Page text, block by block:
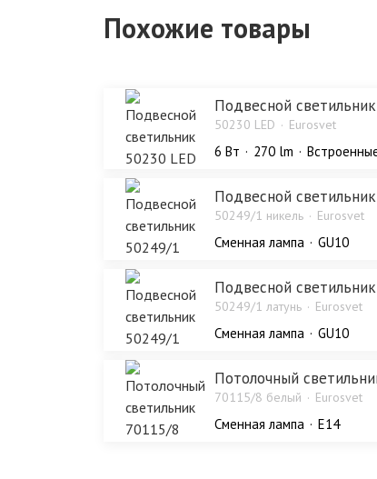
Похожие товары
Подвесной
50230 LED Eurosvet
6 Bт 270 lm
Подвесной
50249/1 никель Eurosvet
Сменная лампа GU10
Подвесной
50249/1 латунь Eurosvet
Сменная лампа GU10
Потолочный
70115/8 белый Eurosvet
Сменная лампа E14